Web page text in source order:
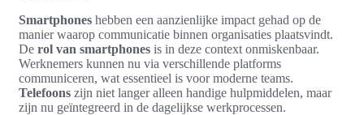
Smartphones hebben een aanzienlijke impact gehad op de
manier waarop communicatie binnen organisaties plaatsvindt.
De rol van smartphones is in deze context onmiskenbaar.
Werknemers kunnen nu via verschillende platforms
communiceren, wat essentieel is voor moderne teams.
Telefoons zijn niet langer alleen handige hulpmiddelen, maar
zijn nu geïntegreerd in de dagelijkse werkprocessen.